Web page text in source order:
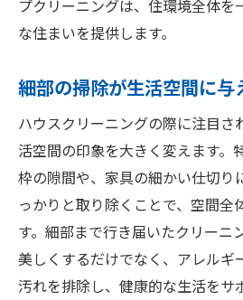
プクリーニングは、住環境全体を
な住まいを提供します。
細部の掃除が生活空間に与
ハウスクリーニングの際に注目さ
活空間の印象を大きく変えます。
枠の隙間や、家具の細かい仕切り
っかりと取り除くことで、空間全
す。細部まで行き届いたクリーニ
美しくするだけでなく、アレルギ
汚れを排除し、健康的な生活をサ